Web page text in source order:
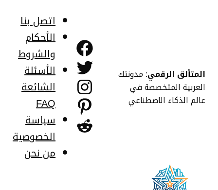
المتألق الرقمي: مدونتك
العربية المتخصصة في
عالم الذكاء الاصطناعي
فيسبوك
تويتر
إنستجرام
بينتريست
ريديت
اتصل بنا
الأحكام
والشروط
الأسئلة
الشائعة
FAQ
سياسة
الخصوصية
من نحن